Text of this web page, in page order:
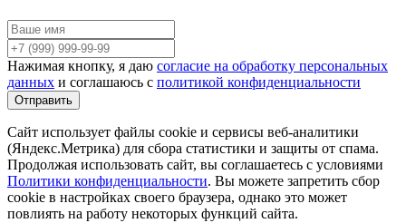
Нажимая кнопку, я даю согласие на обработку персональных
данных и соглашаюсь с политикой конфиденциальности
Сайт использует файлы cookie и сервисы веб-аналитики
(Яндекс.Метрика) для сбора статистики и защиты от спама.
Продолжая использовать сайт, вы соглашаетесь с условиями
Политики конфиденциальности. Вы можете запретить сбор
cookie в настройках своего браузера, однако это может
повлиять на работу некоторых функций сайта.